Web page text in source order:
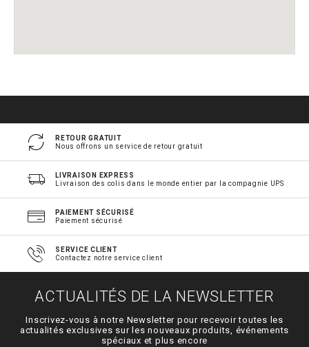
RETOUR GRATUIT
Nous offrons un service de retour gratuit
LIVRAISON EXPRESS
Livraison des colis dans le monde entier par la compagnie UPS
PAIEMENT SÉCURISÉ
Paiement sécurisé
SERVICE CLIENT
Contactez notre service client
ACTUALITÉS DE LA NEWSLETTER
Inscrivez-vous à notre Newsletter pour recevoir toutes les
actualités exclusives sur les nouveaux produits, événements
spéciaux et plus encore